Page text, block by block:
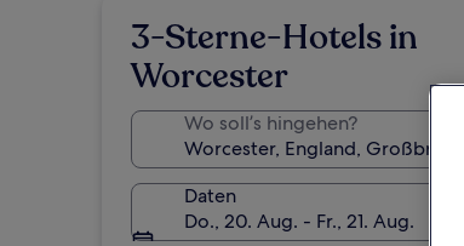
3-Sterne-Hotels in
Worcester
Wo soll’s hingehen?
Daten
Do., 20. Aug. - Fr., 21. Aug.